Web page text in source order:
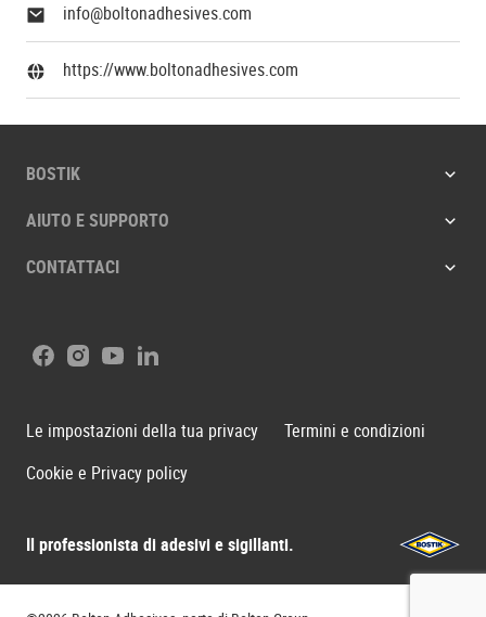
info@boltonadhesives.com
https://www.boltonadhesives.com
BOSTIK
AIUTO E SUPPORTO
CONTATTACI
Il professionista di adesivi e sigillanti.
Facebook
Instagram
YoutubeLinkedIn
Le impostazioni della tua privacy
Termini e condizioni
Cookie e Privacy policy